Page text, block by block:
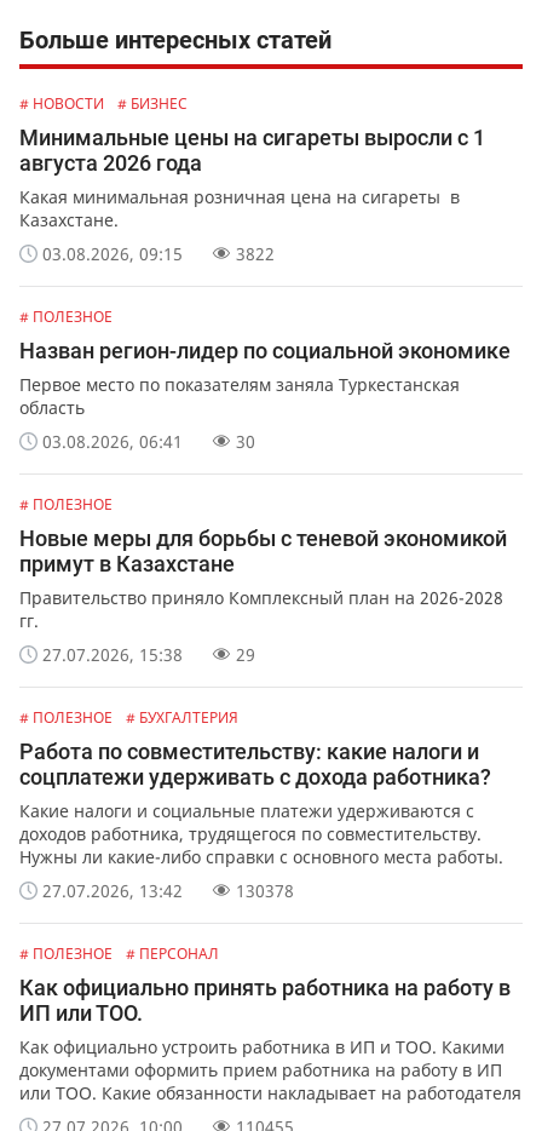
Больше интересных статей
# НОВОСТИ # БИЗНЕС
Минимальные цены на сигареты выросли с 1
августа 2026 года
Какая минимальная розничная цена на сигареты в
Казахстане.
03.08.2026, 09:15
3822
# ПОЛЕЗНОЕ
Назван регион-лидер по социальной экономике
Первое место по показателям заняла Туркестанская
область
03.08.2026, 06:41
30
# ПОЛЕЗНОЕ
Новые меры для борьбы с теневой экономикой
примут в Казахстане
Правительство приняло Комплексный план на 2026-2028
гг.
27.07.2026, 15:38
29
# ПОЛЕЗНОЕ # БУХГАЛТЕРИЯ
Работа по совместительству: какие налоги и
соцплатежи удерживать с дохода работника?
Какие налоги и социальные платежи удерживаются с
доходов работника, трудящегося по совместительству.
Нужны ли какие-либо справки с основного места работы.
27.07.2026, 13:42
130378
# ПОЛЕЗНОЕ # ПЕРСОНАЛ
Как официально принять работника на работу в
ИП или ТОО.
Как официально устроить работника в ИП и ТОО. Какими
документами оформить прием работника на работу в ИП
или ТОО. Какие обязанности накладывает на работодателя
официальное оформление работников.